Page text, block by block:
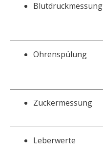
Blutdruckmessung
Ohrenspülung
Zuckermessung
Leberwerte